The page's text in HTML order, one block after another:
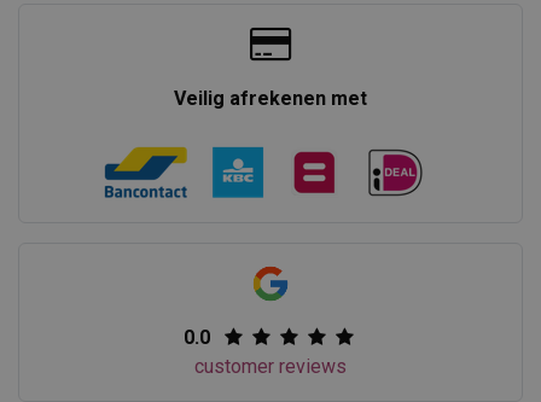
Veilig afrekenen met
0.0
customer reviews